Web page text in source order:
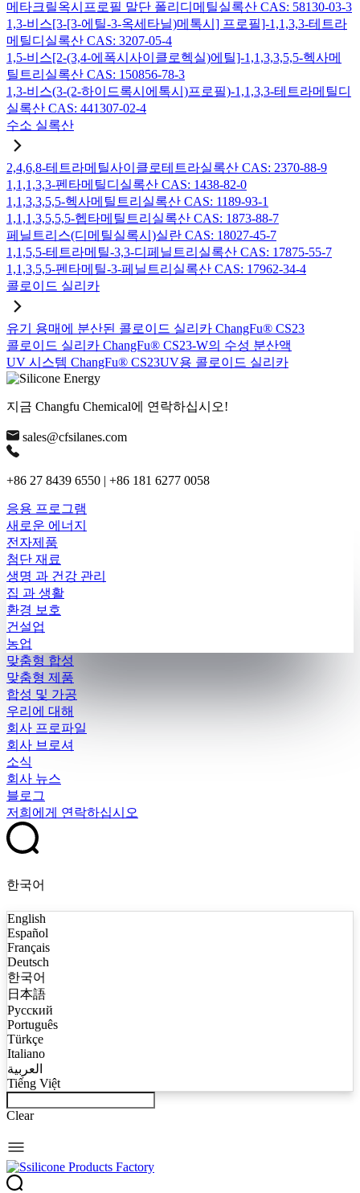
메타크릴옥시프로필 말단 폴리디메틸실록산 CAS: 58130-03-3
1,3-비스[3-[3-에틸-3-옥세타닐)메톡시] 프로필]-1,1,3,3-테트라
메틸디실록산 CAS: 3207-05-4
1,5-비스[2-(3,4-에폭시사이클로헥실)에틸]-1,1,3,3,5,5-헥사메
틸트리실록산 CAS: 150856-78-3
1,3-비스(3-(2-하이드록시에톡시)프로필)-1,1,3,3-테트라메틸디
실록산 CAS: 441307-02-4
수소 실록산
2,4,6,8-테트라메틸사이클로테트라실록산 CAS: 2370-88-9
1,1,1,3,3-펜타메틸디실록산 CAS: 1438-82-0
1,1,3,3,5,5-헥사메틸트리실록산 CAS: 1189-93-1
1,1,1,3,5,5,5-헵타메틸트리실록산 CAS: 1873-88-7
페닐트리스(디메틸실록시)실란 CAS: 18027-45-7
1,1,5,5-테트라메틸-3,3-디페닐트리실록산 CAS: 17875-55-7
1,1,3,5,5-펜타메틸-3-페닐트리실록산 CAS: 17962-34-4
콜로이드 실리카
유기 용매에 분산된 콜로이드 실리카 ChangFu® CS23
콜로이드 실리카 ChangFu® CS23-W의 수성 분산액
UV 시스템 ChangFu® CS23UV용 콜로이드 실리카
지금 Changfu Chemical에 연락하십시오!
sales@cfsilanes.com
+86 27 8439 6550 | +86 181 6277 0058
응용 프로그램
새로운 에너지
전자제품
첨단 재료
생명 과 건강 관리
집 과 생활
환경 보호
건설업
농업
맞춤형 합성
맞춤형 제품
합성 및 가공
우리에 대해
회사 프로파일
회사 브로셔
소식
회사 뉴스
블로그
저희에게 연락하십시오
한국어
English
Español
Français
Deutsch
한국어
日本語
Русский
Português
Türkçe
Italiano
العربية
Tiếng Việt
Clear